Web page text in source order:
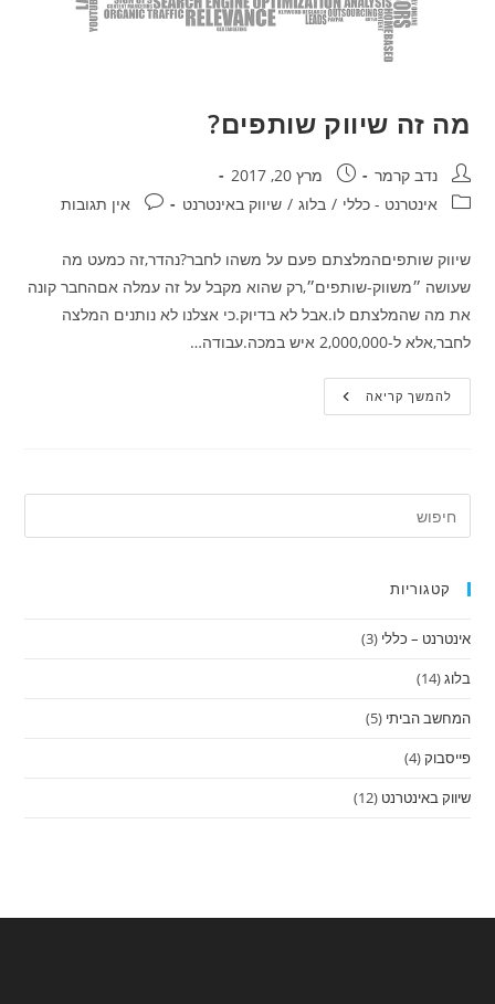
מה זה שיווק שותפים?
מחבר:נדב קרמר פורסם:מרץ 20, 2017
קטגוריה:אינטרנט - כללי / בלוג / שיווק באינטרנט תגובות:אין תגובות
שיווק שותפיםהמלצתם פעם על משהו לחבר?נהדר,זה כמעט מה
שעושה ״משווק-שותפים״,רק שהוא מקבל על זה עמלה אםהחבר קונה
את מה שהמלצתם לו.אבל לא בדיוק.כי אצלנו לא נותנים המלצה
לחבר,אלא ל-2,000,000 איש במכה.עבודה…
להמשך קריאהמה
זה
קטגוריות
אינטרנט – כללי (3)
בלוג(14)
המחשב הביתי (5)
פייסבוק(4)
שיווק באינטרנט (12)